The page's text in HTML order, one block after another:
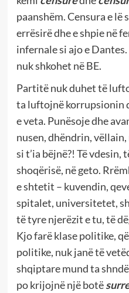
paanshëm. Censura e lë
errësirë dhe e shpie në
infernale si ajo e
nuk shkohet në BE.
Partitë nuk duhet të
ta luftojnë korrupsionin
e veta. Punësoje dhe
nusen, dhëndrin,
si t’ia bëjnë?! Të
shoqërisë, në geto.
e shtetit – kuvendin,
spitalet, universitetet,
të tyre njerëzit e tu, të
Kjo farë klase politike,
politike, nuk janë të
shqiptare mund ta
po krijojnë një botë